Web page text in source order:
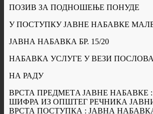
ПОЗИВ ЗА ПОДНОШЕЊЕ ПОНУДЕ
У ПОСТУПКУ ЈАВНЕ НАБАВКЕ
ЈАВНА НАБАВКА БР. 15/20
НАБАВКА УСЛУГЕ У ВЕЗИ
НА РАДУ
ВРСТА ПРЕДМЕТA ЈАВНЕ НАБАВКЕ
ШИФРА ИЗ ОПШТЕГ РЕЧНИКА
ВРСТА ПОСТУПКА : ЈАВНА